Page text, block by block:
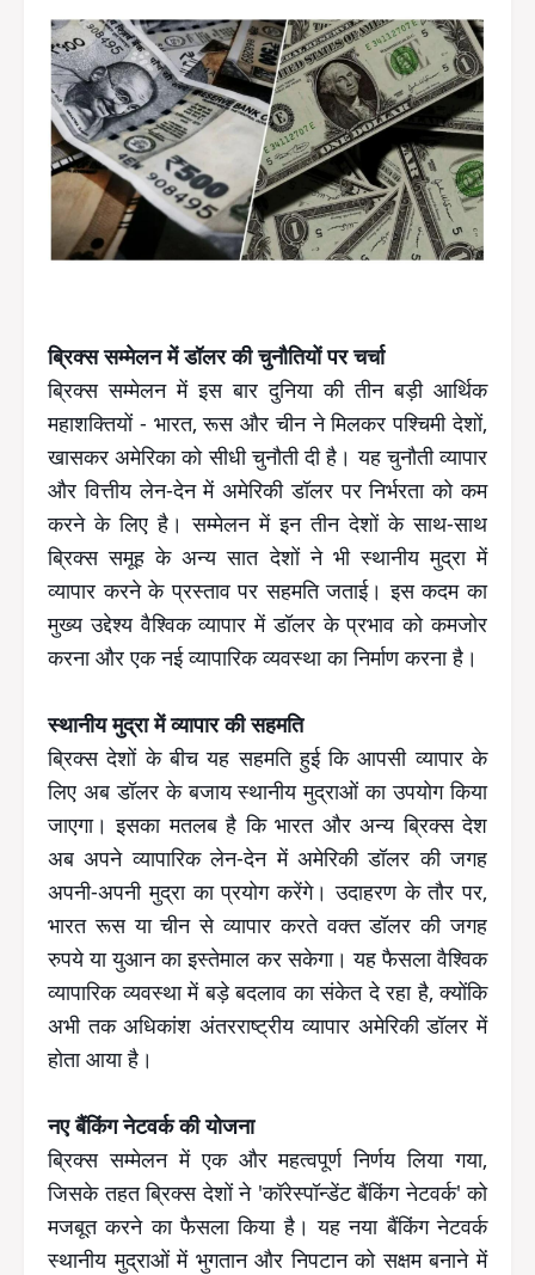
ब्रिक्स सम्मेलन में डॉलर की चुनौतियों पर चर्चा
ब्रिक्स सम्मेलन में इस बार दुनिया की तीन बड़ी आर्थिक
महाशक्तियों - भारत, रूस और चीन ने मिलकर पश्चिमी देशों,
खासकर अमेरिका को सीधी चुनौती दी है। यह चुनौती व्यापार
और वित्तीय लेन-देन में अमेरिकी डॉलर पर निर्भरता को कम
करने के लिए है। सम्मेलन में इन तीन देशों के साथ-साथ
ब्रिक्स समूह के अन्य सात देशों ने भी स्थानीय मुद्रा में
व्यापार करने के प्रस्ताव पर सहमति जताई। इस कदम का
मुख्य उद्देश्य वैश्विक व्यापार में डॉलर के प्रभाव को कमजोर
करना और एक नई व्यापारिक व्यवस्था का निर्माण करना है।
स्थानीय मुद्रा में व्यापार की सहमति
ब्रिक्स देशों के बीच यह सहमति हुई कि आपसी व्यापार के
लिए अब डॉलर के बजाय स्थानीय मुद्राओं का उपयोग किया
जाएगा। इसका मतलब है कि भारत और अन्य ब्रिक्स देश
अब अपने व्यापारिक लेन-देन में अमेरिकी डॉलर की जगह
अपनी-अपनी मुद्रा का प्रयोग करेंगे। उदाहरण के तौर पर,
भारत रूस या चीन से व्यापार करते वक्त डॉलर की जगह
रुपये या युआन का इस्तेमाल कर सकेगा। यह फैसला वैश्विक
व्यापारिक व्यवस्था में बड़े बदलाव का संकेत दे रहा है, क्योंकि
अभी तक अधिकांश अंतरराष्ट्रीय व्यापार अमेरिकी डॉलर में
होता आया है।
नए बैंकिंग नेटवर्क की योजना
ब्रिक्स सम्मेलन में एक और महत्वपूर्ण निर्णय लिया गया,
जिसके तहत ब्रिक्स देशों ने 'कॉरेस्पॉन्डेंट बैंकिंग नेटवर्क' को
मजबूत करने का फैसला किया है। यह नया बैंकिंग नेटवर्क
स्थानीय मुद्राओं में भुगतान और निपटान को सक्षम बनाने में